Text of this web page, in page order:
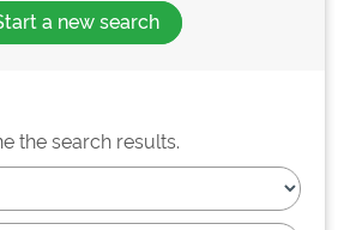
a new search
the search results.